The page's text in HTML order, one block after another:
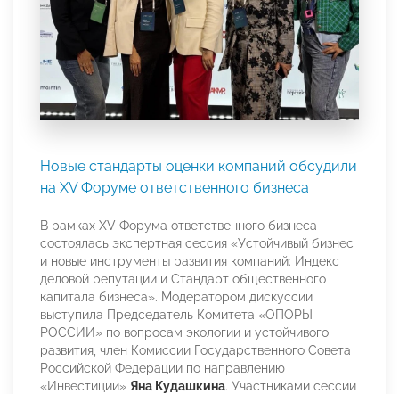
Новые стандарты оценки компаний обсудили
на XV Форуме ответственного бизнеса
В рамках XV Форума ответственного бизнеса
состоялась экспертная сессия «Устойчивый бизнес
и новые инструменты развития компаний: Индекс
деловой репутации и Стандарт общественного
капитала бизнеса». Модератором дискуссии
выступила Председатель Комитета «ОПОРЫ
РОССИИ» по вопросам экологии и устойчивого
развития, член Комиссии Государственного Совета
Российской Федерации по направлению
«Инвестиции» Яна Кудашкина. Участниками сессии